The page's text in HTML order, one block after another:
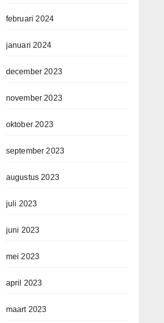
februari 2024
januari 2024
december 2023
november 2023
oktober 2023
september 2023
augustus 2023
juli 2023
juni 2023
mei 2023
april 2023
maart 2023